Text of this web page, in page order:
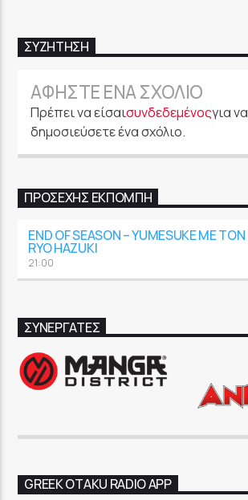
ΣΥΖΉΤΗΣΗ
ΑΦΉΣΤΕ ΈΝΑ ΣΧΌΛΙΟ
Πρέπει να είσαισυνδεδεμένοςγια να
δημοσιεύσετε ένα σχόλιο.
ΠΡΟΣΕΧΉΣ ΕΚΠΟΜΠΉ
END OF SEASON – YUMESUKE ΜΕ ΤΟΝ
RYO HAZUKI
21:00
ΣΥΝΕΡΓΑΤΕΣ
GREEK OTAKU RADIO APP